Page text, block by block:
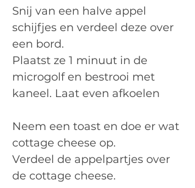
Snij van een halve appel
schijfjes en verdeel deze over
een bord.
Plaatst ze 1 minuut in de
microgolf en bestrooi met
kaneel. Laat even afkoelen
Neem een toast en doe er wat
cottage cheese op.
Verdeel de appelpartjes over
de cottage cheese.